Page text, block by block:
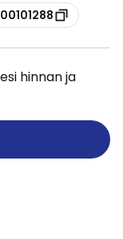
hinnan ja